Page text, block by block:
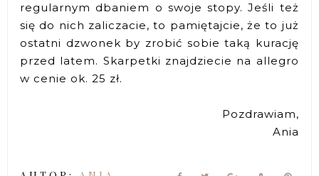
regularnym dbaniem o swoje stopy. Jeśli też
się do nich zaliczacie, to pamiętajcie, że to już
ostatni dzwonek by zrobić sobie taką kurację
przed latem. Skarpetki znajdziecie na allegro
w cenie ok. 25 zł.
Pozdrawiam,
Ania